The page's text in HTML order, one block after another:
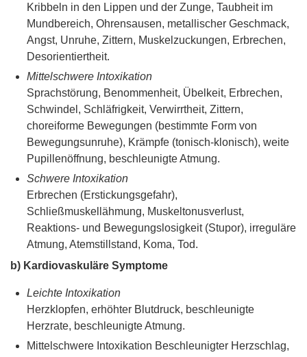
Kribbeln in den Lippen und der Zunge, Taubheit im
Mundbereich, Ohrensausen, metallischer Geschmack,
Angst, Unruhe, Zittern, Muskelzuckungen, Erbrechen,
Desorientiertheit.
Mittelschwere Intoxikation
Sprachstörung, Benommenheit, Übelkeit, Erbrechen,
Schwindel, Schläfrigkeit, Verwirrtheit, Zittern,
choreiforme Bewegungen (bestimmte Form von
Bewegungsunruhe), Krämpfe (tonisch-klonisch), weite
Pupillenöffnung, beschleunigte Atmung.
Schwere Intoxikation
Erbrechen (Erstickungsgefahr),
Schließmuskellähmung, Muskeltonusverlust,
Reaktions- und Bewegungslosigkeit (Stupor), irreguläre
Atmung, Atemstillstand, Koma, Tod.
b) Kardiovaskuläre Symptome
Leichte Intoxikation
Herzklopfen, erhöhter Blutdruck, beschleunigte
Herzrate, beschleunigte Atmung.
Mittelschwere Intoxikation Beschleunigter Herzschlag,